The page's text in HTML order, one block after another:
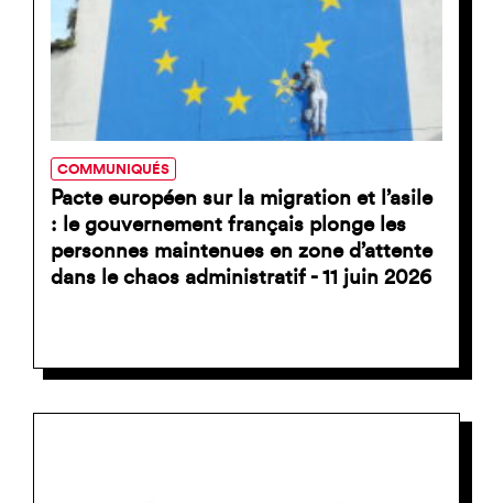
COMMUNIQUÉS
Pacte européen sur la migration et l’asile
: le gouvernement français plonge les
personnes maintenues en zone d’attente
dans le chaos administratif - 11 juin 2026